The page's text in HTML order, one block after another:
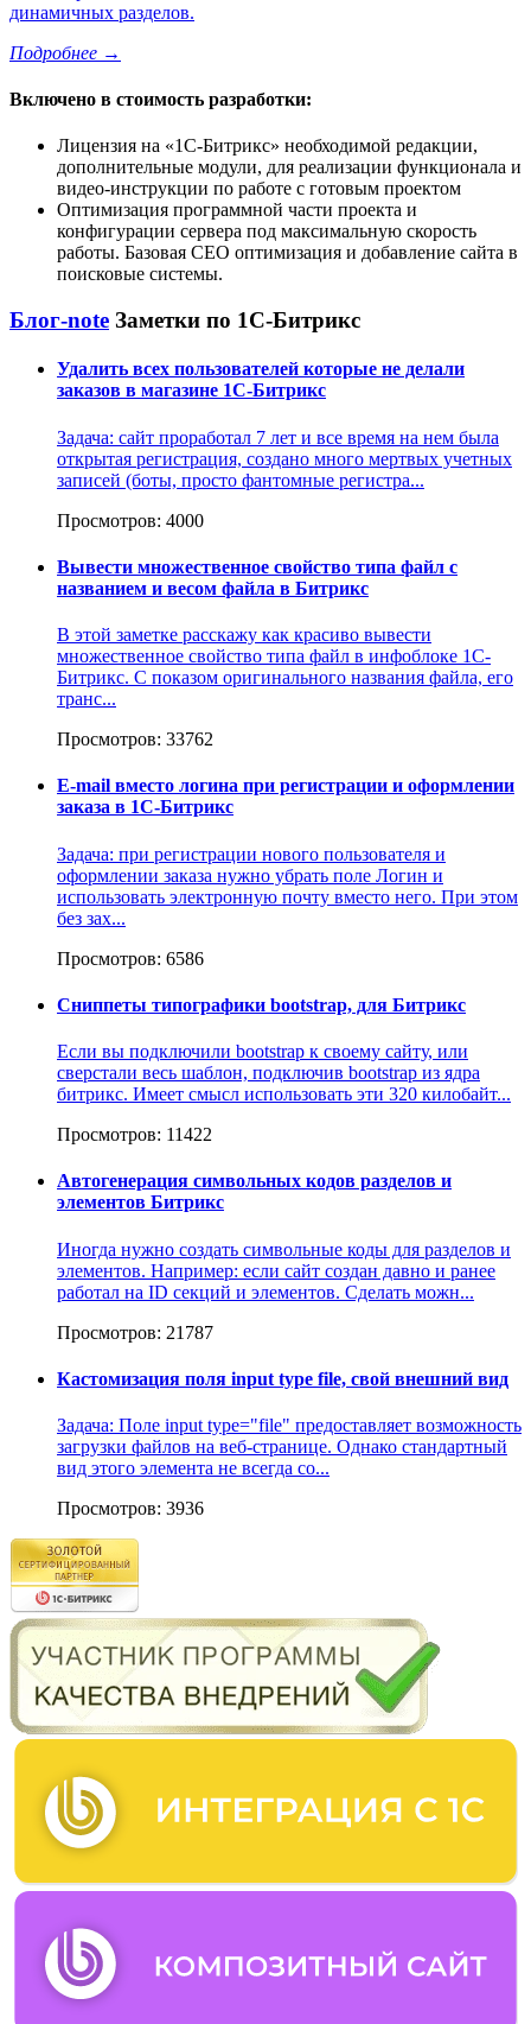
динамичных разделов.
Подробнее →
Включено в стоимость разработки:
Лицензия на 1С-Битрикс
необходимой редакции,
дополнительные модули, для реализации функционала и
видео-инструкции по работе с готовым проектом
Оптимизация программной части проекта и
конфигурации сервера под максимальную скорость
работы. Базовая СЕО оптимизация и добавление сайта в
поисковые системы.
Блог-note Заметки по 1С-Битрикс
Удалить всех пользователей которые не делали
заказов в магазине 1С-Битрикс
Задача: сайт проработал 7 лет и все время на нем была
открытая регистрация, создано много мертвых учетных
записей (боты, просто фантомные регистра...
Просмотров: 4000
Вывести множественное свойство типа файл с
названием и весом файла в Битрикс
В этой заметке расскажу как красиво вывести
множественное свойство типа файл в инфоблоке 1С-
Битрикс. С показом оригинального названия файла, его
транс...
Просмотров: 33762
E-mail вместо логина при регистрации и оформлении
заказа в 1C-Битрикс
Задача: при регистрации нового пользователя и
оформлении заказа нужно убрать поле Логин и
использовать электронную почту вместо него. При этом
без зах...
Просмотров: 6586
Сниппеты типографики bootstrap, для Битрикс
Если вы подключили bootstrap к своему сайту, или
сверстали весь шаблон, подключив bootstrap из ядра
битрикс. Имеет смысл использовать эти 320 килобайт...
Просмотров: 11422
Автогенерация символьных кодов разделов и
элементов Битрикс
Иногда нужно создать символьные коды для разделов и
элементов. Например: если сайт создан давно и ранее
работал на ID секций и элементов. Сделать можн...
Просмотров: 21787
Кастомизация поля input type file, свой внешний вид
Задача: Поле input type="file" предоставляет возможность
загрузки файлов на веб-странице. Однако стандартный
вид этого элемента не всегда со...
Просмотров: 3936